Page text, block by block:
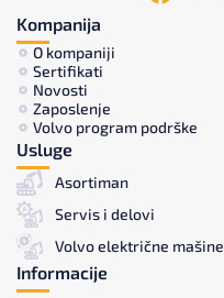
Kompanija
O kompaniji
Sertifikati
Novosti
Zaposlenje
Volvo program podrške
Usluge
Asortiman
Servis i delovi
Volvo električne mašine
Informacije